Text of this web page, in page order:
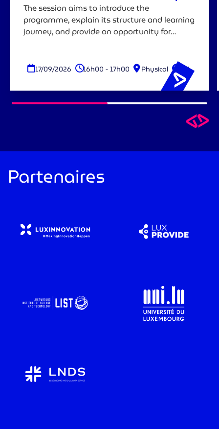
MOOC
The session aims to introduce the
programme, explain its structure and learning
journey, and provide an opportunity for
17/09/2026 16h00 - 17h00 Physical EN
Partenaires